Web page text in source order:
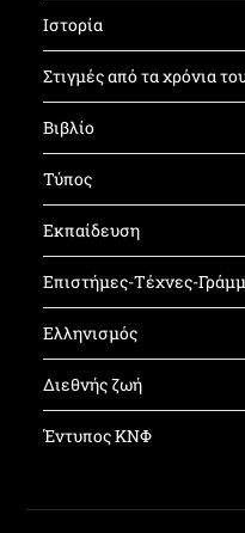
Ιστορία
Στιγμές από τα χρόνια
Βιβλίο
Τύπος
Εκπαίδευση
Επιστήμες-Τέχνες-
Ελληνισμός
Διεθνής ζωή
Έντυπος ΚΝΦ